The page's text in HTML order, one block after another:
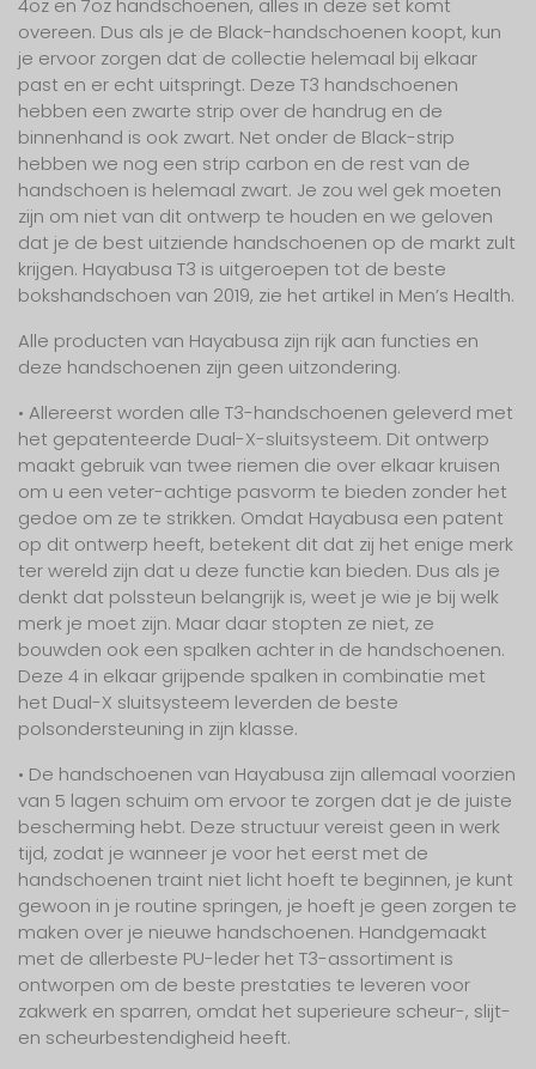
4oz en 7oz handschoenen, alles in deze set komt
overeen. Dus als je de Black-handschoenen koopt, kun
je ervoor zorgen dat de collectie helemaal bij elkaar
past en er echt uitspringt. Deze T3 handschoenen
hebben een zwarte strip over de handrug en de
binnenhand is ook zwart. Net onder de Black-strip
hebben we nog een strip carbon en de rest van de
handschoen is helemaal zwart. Je zou wel gek moeten
zijn om niet van dit ontwerp te houden en we geloven
dat je de best uitziende handschoenen op de markt zult
krijgen. Hayabusa T3 is uitgeroepen tot de beste
bokshandschoen van 2019, zie het artikel in Men’s Health.
Alle producten van Hayabusa zijn rijk aan functies en
deze handschoenen zijn geen uitzondering.
• Allereerst worden alle T3-handschoenen geleverd met
het gepatenteerde Dual-X-sluitsysteem. Dit ontwerp
maakt gebruik van twee riemen die over elkaar kruisen
om u een veter-achtige pasvorm te bieden zonder het
gedoe om ze te strikken. Omdat Hayabusa een patent
op dit ontwerp heeft, betekent dit dat zij het enige merk
ter wereld zijn dat u deze functie kan bieden. Dus als je
denkt dat polssteun belangrijk is, weet je wie je bij welk
merk je moet zijn. Maar daar stopten ze niet, ze
bouwden ook een spalken achter in de handschoenen.
Deze 4 in elkaar grijpende spalken in combinatie met
het Dual-X sluitsysteem leverden de beste
polsondersteuning in zijn klasse.
• De handschoenen van Hayabusa zijn allemaal voorzien
van 5 lagen schuim om ervoor te zorgen dat je de juiste
bescherming hebt. Deze structuur vereist geen in werk
tijd, zodat je wanneer je voor het eerst met de
handschoenen traint niet licht hoeft te beginnen, je kunt
gewoon in je routine springen, je hoeft je geen zorgen te
maken over je nieuwe handschoenen. Handgemaakt
met de allerbeste PU-leder het T3-assortiment is
ontworpen om de beste prestaties te leveren voor
zakwerk en sparren, omdat het superieure scheur-, slijt-
en scheurbestendigheid heeft.